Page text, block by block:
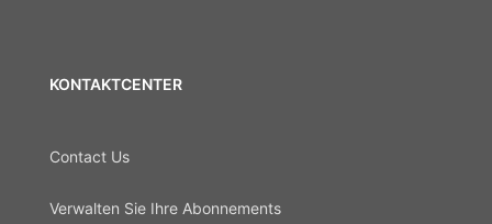
KONTAKTCENTER
Contact Us
Verwalten Sie Ihre Abonnements